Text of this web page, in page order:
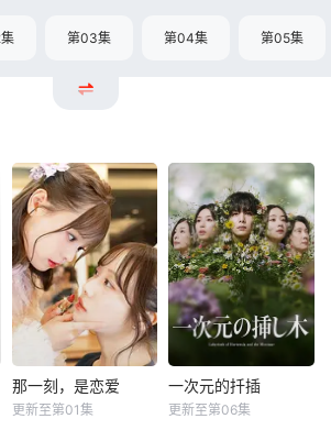
第03集 第04集 第05集
那一刻，是恋爱
更新至第01集
一次元的扦插
更新至第06集